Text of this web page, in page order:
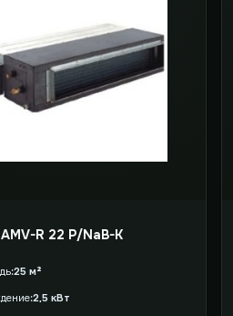
Aeronik AMV-R 22 P/NaB-K
25 м²
2,5 кВт